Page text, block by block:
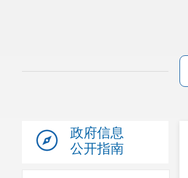
政府信息
公开指南